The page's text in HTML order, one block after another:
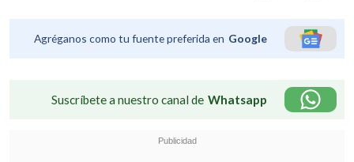
Agréganos como tu fuente preferida en Google
Suscríbete a nuestro canal de Whatsapp